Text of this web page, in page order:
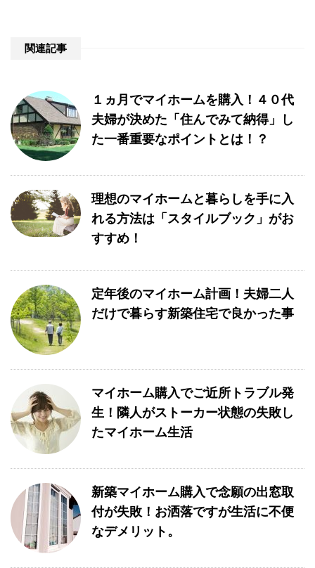
関連記事
１ヵ月でマイホームを購入！４０代
夫婦が決めた「住んでみて納得」し
た一番重要なポイントとは！？
理想のマイホームと暮らしを手に入
れる方法は「スタイルブック」がお
すすめ！
定年後のマイホーム計画！夫婦二人
だけで暮らす新築住宅で良かった事
マイホーム購入でご近所トラブル発
生！隣人がストーカー状態の失敗し
たマイホーム生活
新築マイホーム購入で念願の出窓取
付が失敗！お洒落ですが生活に不便
なデメリット。